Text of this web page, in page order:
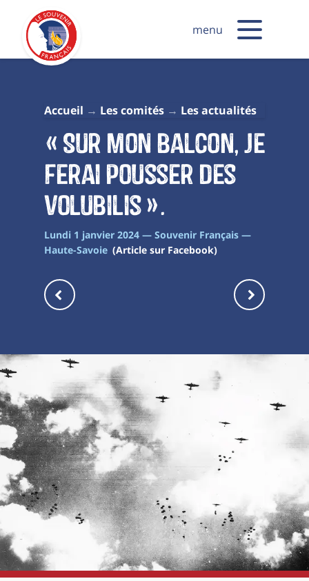
menu
Accueil Les comités Les actualités
« Sur mon balcon, je
ferai pousser des
volubilis ».
Lundi 1 janvier 2024 — Souvenir Français —
Haute-Savoie (Article sur Facebook)